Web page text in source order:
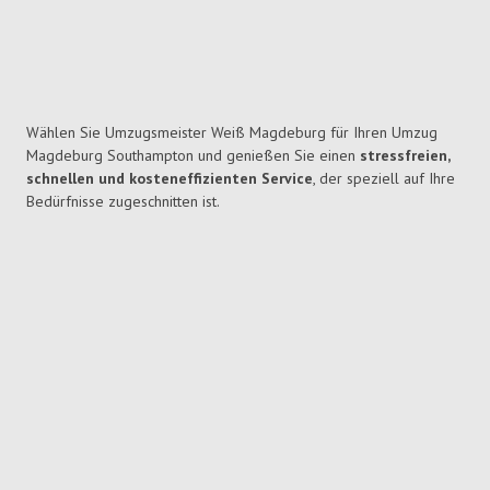
Wählen Sie Umzugsmeister Weiß Magdeburg für Ihren Umzug
Magdeburg Southampton und genießen Sie einen stressfreien,
schnellen und kosteneffizienten Service, der speziell auf Ihre
Bedürfnisse zugeschnitten ist.